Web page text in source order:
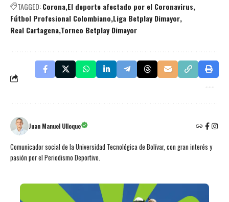
TAGGED:Corona El deporte afectado por el Coronavirus
Fútbol Profesional Colombiano Liga Betplay Dimayor
Real Cartagena Torneo Betplay Dimayor
Juan Manuel Ulloque
Comunicador social de la Universidad Tecnológica de Bolívar, con gran interés y
pasión por el Periodismo Deportivo.